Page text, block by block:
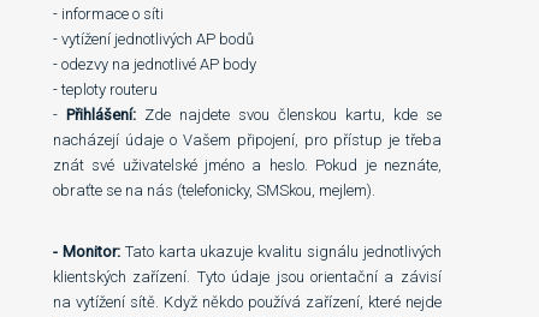
- informace o síti
- vytížení jednotlivých AP bodů
- odezvy na jednotlivé AP body
- teploty routeru
- Přihlášení: Zde najdete svou členskou kartu, kde se
nacházejí údaje o Vašem připojení, pro přístup je třeba
znát své uživatelské jméno a heslo. Pokud je neznáte,
obraťte se na nás (telefonicky, SMSkou, mejlem).
- Monitor: Tato karta ukazuje kvalitu signálu jednotlivých
klientských zařízení. Tyto údaje jsou orientační a závisí
na vytížení sítě. Když někdo používá zařízení, které nejde